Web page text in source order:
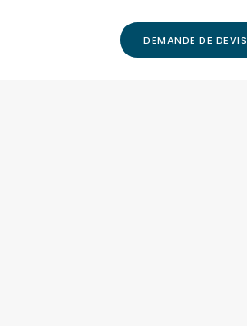
DEMANDE DE DEVIS